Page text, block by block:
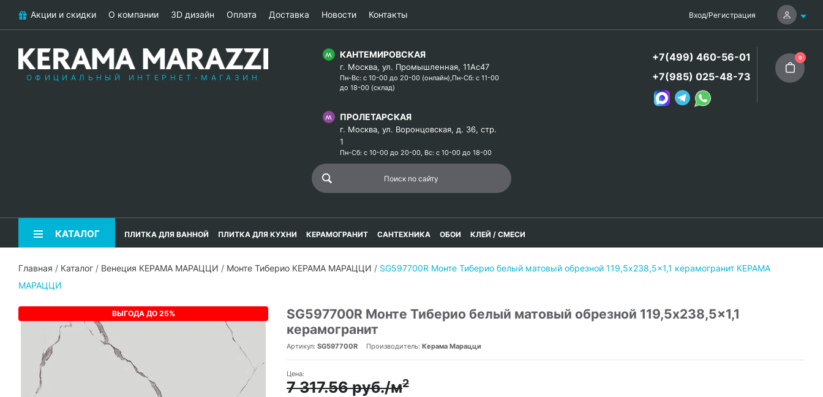
Акции и скидки О компании 3D дизайн Оплата Доставка Новости Контакты Вход/Регистрация
ОФИЦИАЛЬНЫЙ ИНТЕРНЕТ-МАГАЗИН
КАНТЕМИРОВСКАЯ
г. Москва, ул. Промышленная, 11Ас47
Пн-Вс: с 10-00 до 20-00 (онлайн),Пн-Сб: с 11-00
до 18-00 (склад)
ПРОЛЕТАРСКАЯ
г. Москва, ул. Воронцовская, д. 36, стр.
1
Пн-Сб: с 10-00 до 20-00, Вс: с 10-00 до 18-00
+7(499) 460-56-01
+7(985) 025-48-73
0
КАТАЛОГ ПЛИТКА ДЛЯ ВАННОЙ ПЛИТКА ДЛЯ КУХНИ КЕРАМОГРАНИТ САНТЕХНИКА ОБОИ КЛЕЙ / СМЕСИ
Главная / Каталог / Венеция КЕРАМА МАРАЦЦИ / Монте Тиберио КЕРАМА МАРАЦЦИ / SG597700R Монте Тиберио белый матовый обрезной 119,5x238,5x1,1 керамогранит КЕРАМА
МАРАЦЦИ
ВЫГОДА ДО 25%
SG597700R Монте Тиберио белый матовый обрезной 119,5x238,5x1,1
керамогранит
Артикул: SG597700R Производитель: Керама Марацци
Цена:
7 317.56 руб./м2